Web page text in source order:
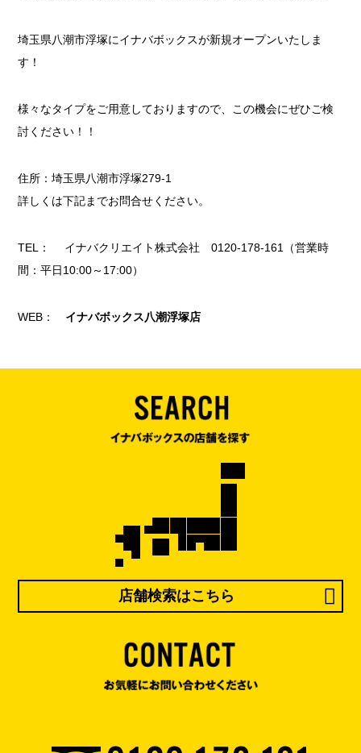
埼玉県八潮市浮塚にイナバボックスが新規オープンいたしま
す！
様々なタイプをご用意しておりますので、この機会にぜひご検
討ください！！
住所：埼玉県八潮市浮塚279-1
詳しくは下記までお問合せください。
TEL： イナバクリエイト株式会社 0120-178-161（営業時
間：平日10:00～17:00）
WEB： イナバボックス八潮浮塚店
店舗検索はこちら